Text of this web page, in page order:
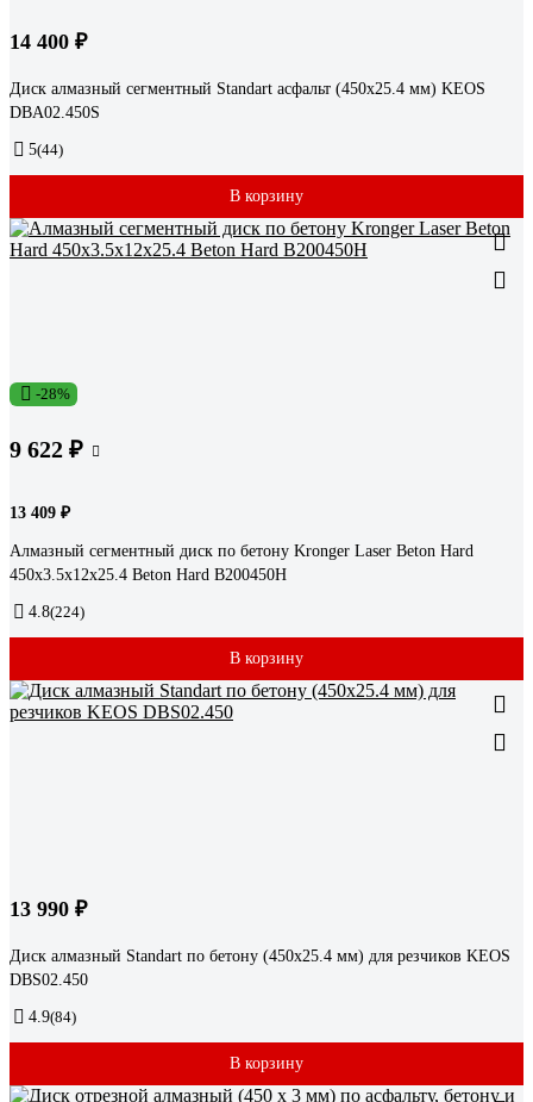
14 400 ₽
Диск алмазный сегментный Standart асфальт (450х25.4 мм) KEOS
DBA02.450S
5(44)
В корзину
-28%
9 622 ₽
13 409 ₽
Алмазный сегментный диск по бетону Kronger Laser Beton Hard
450x3.5x12x25.4 Beton Hard B200450H
4.8(224)
В корзину
13 990 ₽
Диск алмазный Standart по бетону (450х25.4 мм) для резчиков KEOS
DBS02.450
4.9(84)
В корзину